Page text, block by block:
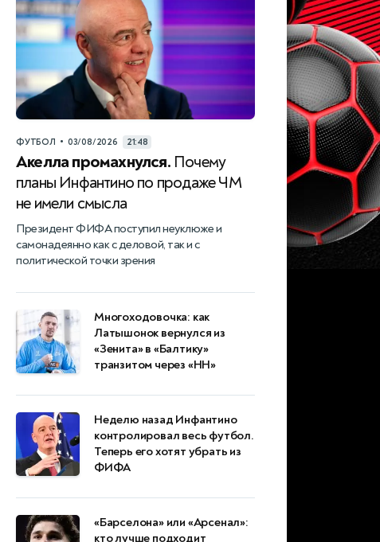
ФУТБОЛ • 03/08/2026 21:48
Акелла промахнулся.Почему
планы Инфантино по продаже ЧМ
не имели смысла
Президент ФИФА поступил неуклюже и
самонадеянно как с деловой, так и с
политической точки зрения
Многоходовочка: как
Латышонок вернулся из
«Зенита» в «Балтику»
транзитом через «НН»
Неделю назад Инфантино
контролировал весь футбол.
Теперь его хотят убрать из
ФИФА
«Барселона» или «Арсенал»:
кто лучше подходит